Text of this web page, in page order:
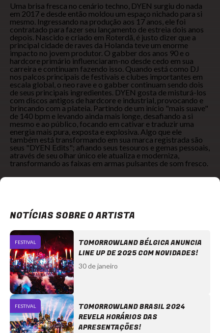
Uma brisa fresca no cenário techno, DYEN surgiu do nada
em 2017 e desde então moldou um espaço nichado para si
mesmo. Ingressando na produção aos 17 anos, ele foi
contratado para fazer seu lançamento de estreia dois anos
depois. Nascido e criado em Roterdã, é justo dizer que a
principal cidade de raves da Holanda teve um enorme
impacto no jovem produtor. O gabber dos anos 90 e o
hardcore primário influenciaram-no desde cedo em sua
carreira e continuam fazendo isso. Quando está como DJ
nos palcos principais de festivais e clubes importantes em
escala global, o neo rave e o gabber continuam sendo dois
de seus principais ingredientes. DYEN gosta de misturá-los
com discos antigos de hardcore e industrial, provocando e
brincando com a plateia. Partindo de um início "mais suave"
de 140 bpm e levando ainda mais longe, desafiando a si
mesmo e ao público, focando em cativar e traduzir uma
energia mais pura, exposta e explosiva. Algo que ele
também está transformando em sua marca registrada são
seus "DYEN Edits"; afiando seus tesouros e gemas pessoais,
através de seu olhar único ele atualiza e moderniza,
transformando as faixas em armas pulsantes de som fresco.
NOTÍCIAS SOBRE O ARTISTA
FESTIVAL
TOMORROWLAND BÉLGICA ANUNCIA
LINE UP DE 2025 COM NOVIDADES!
30 de janeiro
FESTIVAL
TOMORROWLAND BRASIL 2024
REVELA HORÁRIOS DAS
APRESENTAÇÕES!